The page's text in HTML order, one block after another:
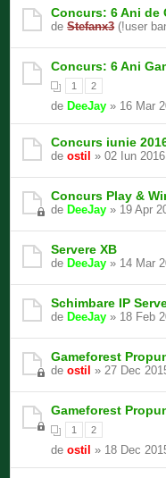
Concurs: 6 Ani de
deStefanx3(!user
Concurs: 6 Ani
1 2
de DeeJay » 16 Mar
Concurs iunie
deostil » 02 Iun
Concurs Play &
de DeeJay » 19 Apr
Servere XB
de DeeJay » 14 Mar
Schimbare IP
de DeeJay » 18 Feb
Gameforest
deostil » 27 Dec
Gameforest
1 2
deostil » 18 Dec